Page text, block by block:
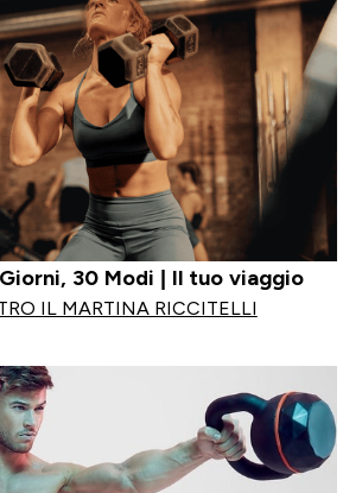
30 Modi | Il tuo viaggio
IL MARTINA RICCITELLI